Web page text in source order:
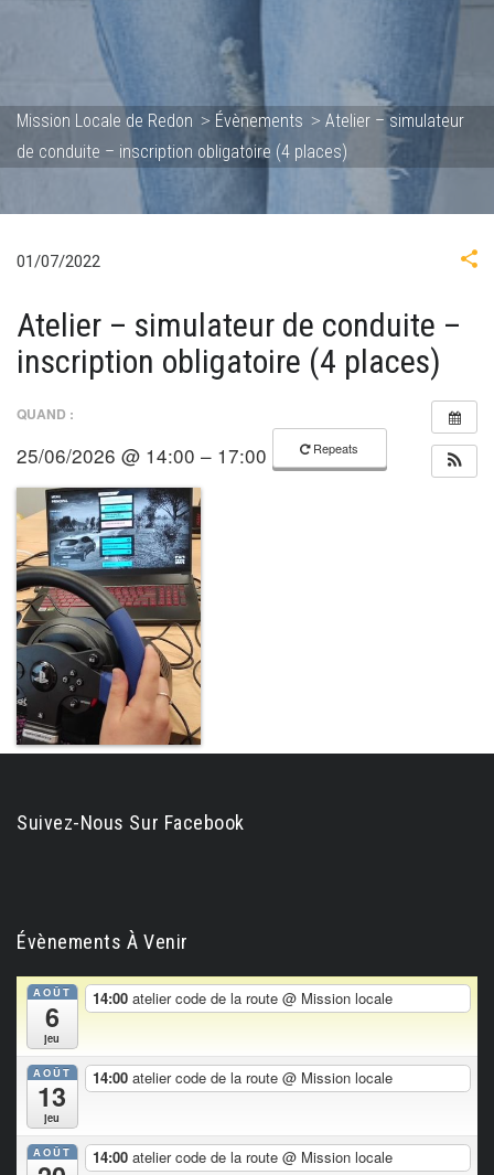
Mission Locale de Redon > Évènements > Atelier – simulateur
de conduite – inscription obligatoire (4 places)
01/07/2022
Atelier – simulateur de conduite –
inscription obligatoire (4 places)
QUAND :
25/06/2026 @ 14:00 – 17:00 Repeats
Suivez-Nous Sur Facebook
Évènements À Venir
AOÛT
6
jeu
14:00 atelier code de la route @ Mission locale
AOÛT
13
jeu
14:00 atelier code de la route @ Mission locale
AOÛT 14:00 atelier code de la route @ Mission locale